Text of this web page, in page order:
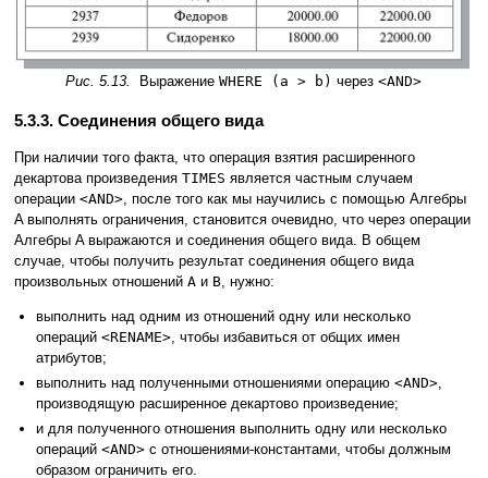
Рис. 5.13. Выражение WHERE (a > b) через <AND>
5.3.3. Соединения общего вида
При наличии того факта, что операция взятия расширенного
декартова произведения TIMES является частным случаем
операции <AND>, после того как мы научились с помощью Алгебры
A выполнять ограничения, становится очевидно, что через операции
Алгебры A выражаются и соединения общего вида. В общем
случае, чтобы получить результат соединения общего вида
произвольных отношений A и B, нужно:
выполнить над одним из отношений одну или несколько
операций <RENAME>, чтобы избавиться от общих имен
атрибутов;
выполнить над полученными отношениями операцию <AND>,
производящую расширенное декартово произведение;
и для полученного отношения выполнить одну или несколько
операций <AND> с отношениями-константами, чтобы должным
образом ограничить его.